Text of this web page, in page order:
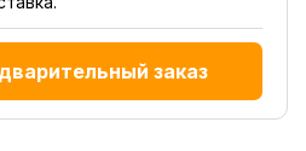
заказ